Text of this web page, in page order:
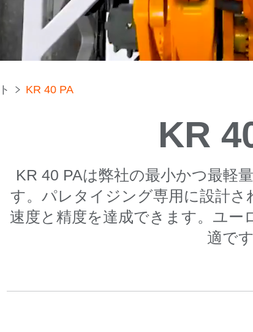
KR 40 PA
KR
KR 40 PAは弊社の最小かつ最軽
す。パレタイジング専用に設計
速度と精度を達成できます。ユ
適です